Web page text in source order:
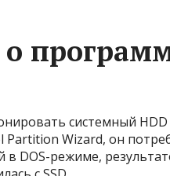
системный
Wizard, он
в DOS-режиме,